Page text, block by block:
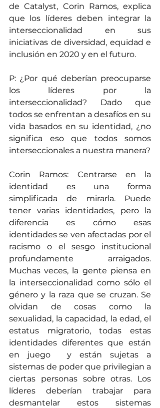
de Catalyst, Corin Ramos, explica
que los líderes deben integrar la
interseccionalidad en sus
iniciativas de diversidad, equidad e
inclusión en 2020 y en el futuro.
P: ¿Por qué deberían preocuparse
los líderes por la
interseccionalidad? Dado que
todos se enfrentan a desafíos en su
vida basados en su identidad, ¿no
significa eso que todos somos
interseccionales a nuestra manera?
Corin Ramos: Centrarse en la
identidad es una forma
simplificada de mirarla. Puede
tener varias identidades, pero la
diferencia es cómo esas
identidades se ven afectadas por el
racismo o el sesgo institucional
profundamente arraigados.
Muchas veces, la gente piensa en
la interseccionalidad como sólo el
género y la raza que se cruzan. Se
olvidan de cosas como la
sexualidad, la capacidad, la edad, el
estatus migratorio, todas estas
identidades diferentes que están
en juego  y están sujetas a
sistemas de poder que privilegian a
ciertas personas sobre otras. Los
líderes deberían trabajar para
desmantelar estos sistemas